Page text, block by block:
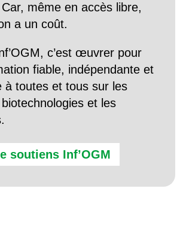
Car, même en accès libre,
a un coût.
c’est œuvrer pour
fiable, indépendante et
à toutes et tous sur les
et les
soutiens Inf’OGM